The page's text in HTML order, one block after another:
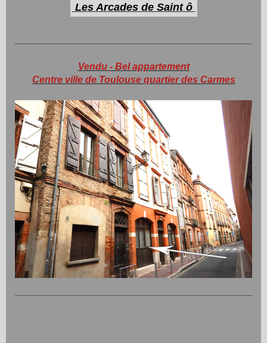
Les Arcades de Saint ô
Vendu - Bel appartement
Centre ville de Toulouse quartier des Carmes